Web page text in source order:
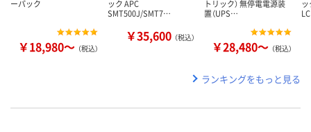
ーパック
￥18,980～ （税込）
ック APC
SMT500J/SMT7…
￥35,600 （税込）
トリック） 無停電電源装
置（UPS…
￥28,480～ （税込）
ランキングをもっと見る